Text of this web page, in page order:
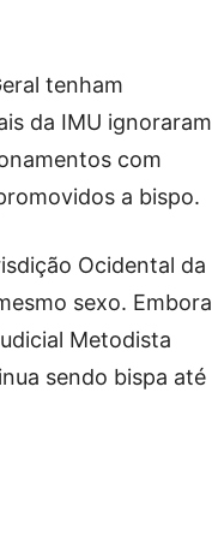
tenham
da IMU ignoraram
com
a bispo.
Ocidental da
sexo. Embora
Metodista
sendo bispa até